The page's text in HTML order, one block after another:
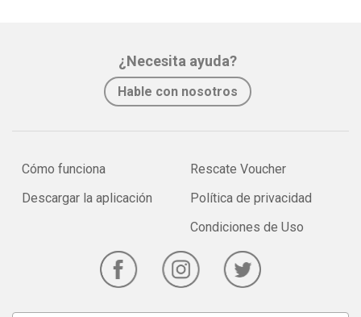
¿Necesita ayuda?
Hable con nosotros
Cómo funciona
Descargar la aplicación
Rescate Voucher
Política de privacidad
Condiciones de Uso